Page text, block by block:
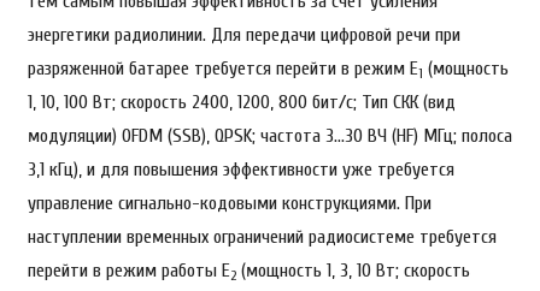
энергетики радиолинии. Для передачи цифровой речи при
разряженной батарее требуется перейти в режим E1 (мощность
1, 10, 100 Вт; скорость 2400, 1200, 800 бит/с; Тип СКК (вид
модуляции) OFDM (SSB), QPSK; частота 3…30 ВЧ (HF) МГц; полоса
3,1 кГц), и для повышения эффективности уже требуется
управление сигнально-кодовыми конструкциями. При
наступлении временных ограничений радиосистеме требуется
перейти в режим работы E2(мощность 1, 3, 10 Вт; скорость